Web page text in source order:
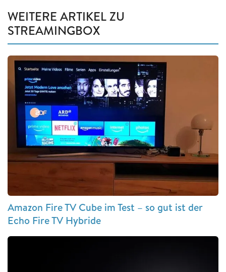
WEITERE ARTIKEL ZU
STREAMINGBOX
Amazon Fire TV Cube im Test – so gut ist der
Echo Fire TV Hybride